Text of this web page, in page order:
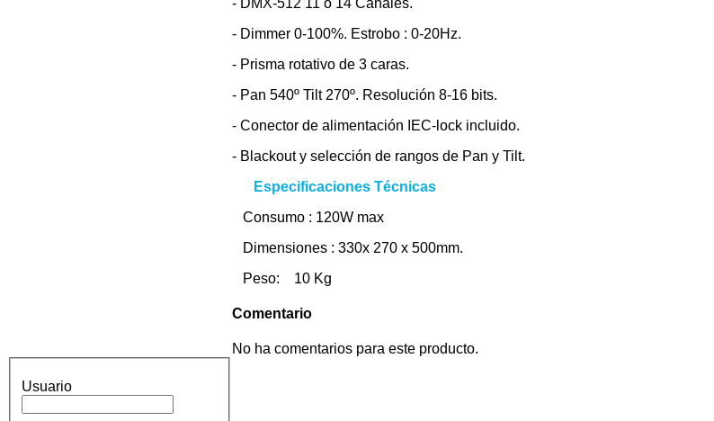
- Dimmer 0-100%. Estrobo : 0-20Hz.
- Prisma rotativo de 3 caras.
- Pan 540º Tilt 270º. Resolución 8-16 bits.
- Conector de alimentación IEC-lock incluido.
- Blackout y selección de rangos de Pan y Tilt.
Especificaciones Técnicas
Consumo : 120W max
Dimensiones : 330x 270 x 500mm.
Peso: 10 Kg
Comentario
No ha comentarios para este producto.
Usuario